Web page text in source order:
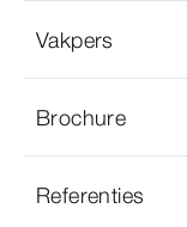
Vakpers
Brochure
Referenties